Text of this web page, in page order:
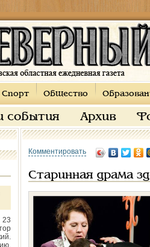
Спорт Общество
события Архив
Комментировать
Старинная драма